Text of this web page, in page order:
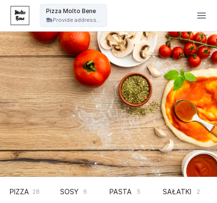
Pizza Molto Bene
Provide address...
PIZZA 28 SOSY 6 PASTA 5 SAŁATKI 2